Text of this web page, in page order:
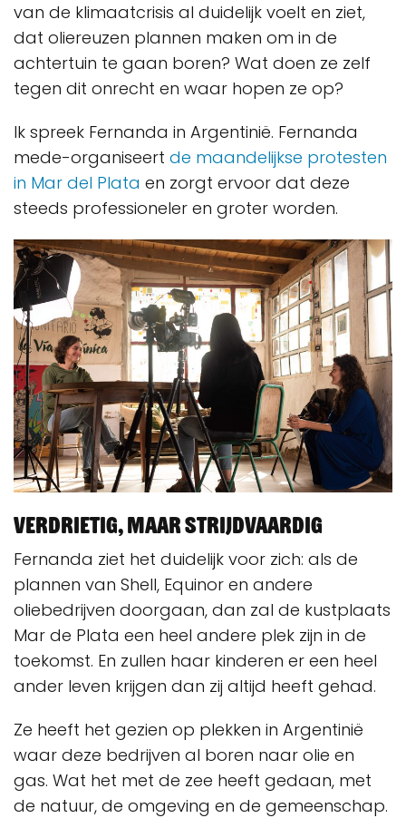
van de klimaatcrisis al duidelijk voelt en ziet,
dat oliereuzen plannen maken om in de
achtertuin te gaan boren? Wat doen ze zelf
tegen dit onrecht en waar hopen ze op?
Ik spreek Fernanda in Argentinië. Fernanda
mede-organiseert de maandelijkse protesten
in Mar del Plata en zorgt ervoor dat deze
steeds professioneler en groter worden.
Verdrietig, maar strijdvaardig
Fernanda ziet het duidelijk voor zich: als de
plannen van Shell, Equinor en andere
oliebedrijven doorgaan, dan zal de kustplaats
Mar de Plata een heel andere plek zijn in de
toekomst. En zullen haar kinderen er een heel
ander leven krijgen dan zij altijd heeft gehad.
Ze heeft het gezien op plekken in Argentinië
waar deze bedrijven al boren naar olie en
gas. Wat het met de zee heeft gedaan, met
de natuur, de omgeving en de gemeenschap.